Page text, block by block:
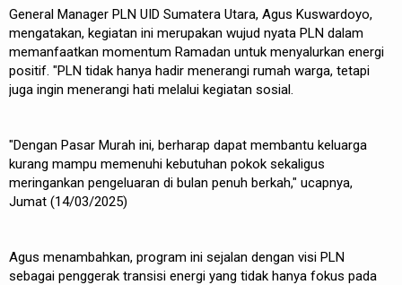
General Manager PLN UID Sumatera Utara, Agus Kuswardoyo,
mengatakan, kegiatan ini merupakan wujud nyata PLN dalam
memanfaatkan momentum Ramadan untuk menyalurkan energi
positif. "PLN tidak hanya hadir menerangi rumah warga, tetapi
juga ingin menerangi hati melalui kegiatan sosial.
"Dengan Pasar Murah ini, berharap dapat membantu keluarga
kurang mampu memenuhi kebutuhan pokok sekaligus
meringankan pengeluaran di bulan penuh berkah," ucapnya,
Jumat (14/03/2025)
Agus menambahkan, program ini sejalan dengan visi PLN
sebagai penggerak transisi energi yang tidak hanya fokus pada